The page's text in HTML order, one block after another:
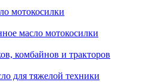
мотокосилки
масло мотокосилки
комбайнов и тракторов
для тяжелой техники